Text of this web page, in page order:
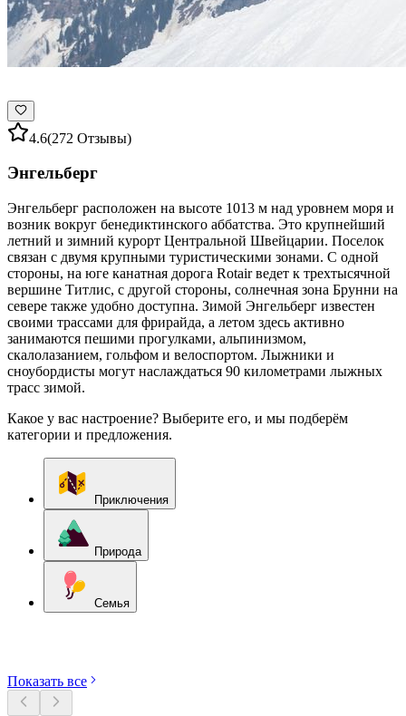
4.6(272 Отзывы)
Энгельберг
Энгельберг расположен на высоте 1013 м над уровнем моря и
возник вокруг бенедиктинского аббатства. Это крупнейший
летний и зимний курорт Центральной Швейцарии. Поселок
связан с двумя крупными туристическими зонами. С одной
стороны, на юге канатная дорога Rotair ведет к трехтысячной
вершине Титлис, с другой стороны, солнечная зона Брунни на
севере также удобно доступна. Зимой Энгельберг известен
своими трассами для фрирайда, а летом здесь активно
занимаются пешими прогулками, альпинизмом,
скалолазанием, гольфом и велоспортом. Лыжники и
сноубордисты могут наслаждаться 90 километрами лыжных
трасс зимой.
Какое у вас настроение? Выберите его, и мы подберём
категории и предложения.
Приключения
Природа
Семья
Показать все